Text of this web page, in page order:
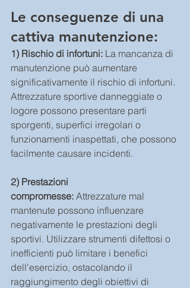
Le conseguenze di una
cattiva manutenzione:
1) Rischio di infortuni: La mancanza di
manutenzione può aumentare
significativamente il rischio di infortuni.
Attrezzature sportive danneggiate o
logore possono presentare parti
sporgenti, superfici irregolari o
funzionamenti inaspettati, che possono
facilmente causare incidenti.
2) Prestazioni
compromesse: Attrezzature mal
mantenute possono influenzare
negativamente le prestazioni degli
sportivi. Utilizzare strumenti difettosi o
inefficienti può limitare i benefici
dell'esercizio, ostacolando il
raggiungimento degli obiettivi di